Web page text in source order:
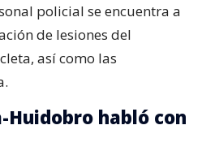
policial se encuentra a
de lesiones del
así como las
Huidobro habló con